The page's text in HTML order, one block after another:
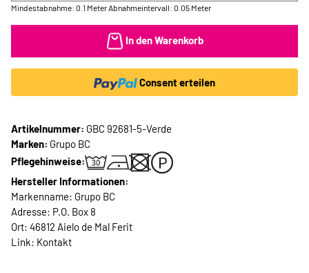
Mindestabnahme: 0.1 Meter Abnahmeintervall: 0.05 Meter
In den Warenkorb
Consent erteilen
Artikelnummer: GBC 92681-5-Verde
Marken: Grupo BC
Pflegehinweise:
Hersteller Informationen:
Markenname: Grupo BC
Adresse: P.O. Box 8
Ort: 46812 Aielo de Mal Ferit
Link: Kontakt